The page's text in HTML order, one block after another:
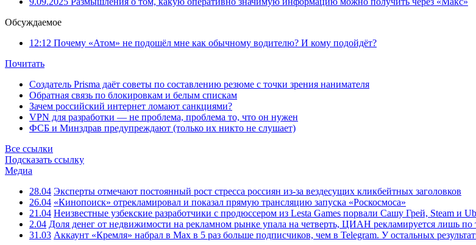
Обсуждаемое
12:12 Почему «Атом» не подошёл мне как обычному водителю? И кому подойдёт?
Почитать
Создатель Prisma даёт советы по составлению резюме с точки зрения нанимателя
Обратная связь по блокировкам и белым спискам
Зачем российский интернет ломают санкциями?
VPN для разработки — не проблема, проблема то, что он нужен
ФСБ и Минздрав предупреждают (только их никто не слушает)
Все ссылки
Подсказать ссылку
Медиа
28.04 Эксперты отмечают постоянный рост стресса россиян из-за вездесущих кликбейтных заголовков
26.04 «Кинопоиск» отрекламировал и показал прямую трансляцию запуска «Роскосмоса»
21.04 Неизвестные узбекские разработчики с продюссером из Lesta Games порвали Сашу Грей, Steam и
2.04 Доля денег от недвижимости на рекламном рынке упала на четверть, ЦИАН рекламируется лишь по
31.03 Аккаунт «Кремля» набрал в Max в 5 раз больше подписчиков, чем в Telegram. У остальных